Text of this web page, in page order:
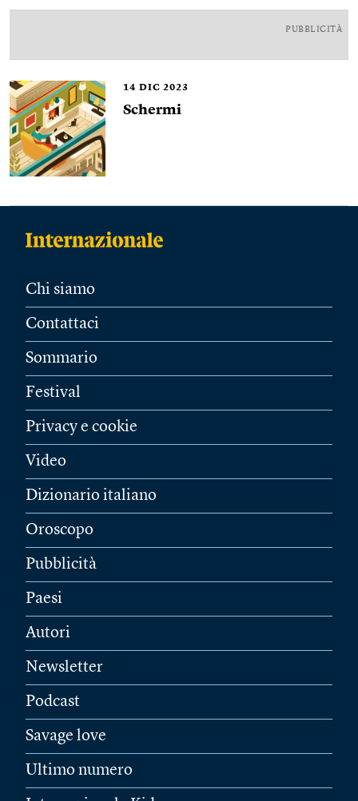
PUBBLICITÀ
14 DIC 2023
Schermi
Chi siamo
Contattaci
Sommario
Festival
Privacy e cookie
Video
Dizionario italiano
Oroscopo
Pubblicità
Paesi
Autori
Newsletter
Podcast
Savage love
Ultimo numero